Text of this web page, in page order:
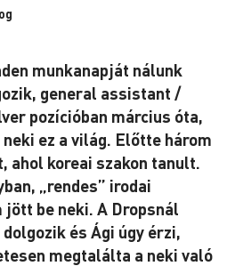
munkanapját nálunk
general assistant /
pozícióban március óta,
ez a világ. Előtte három
ahol koreai szakon tanult.
„rendes” irodai
jött be neki. A Dropsnál
és Ági úgy érzi,
megtalálta a neki való